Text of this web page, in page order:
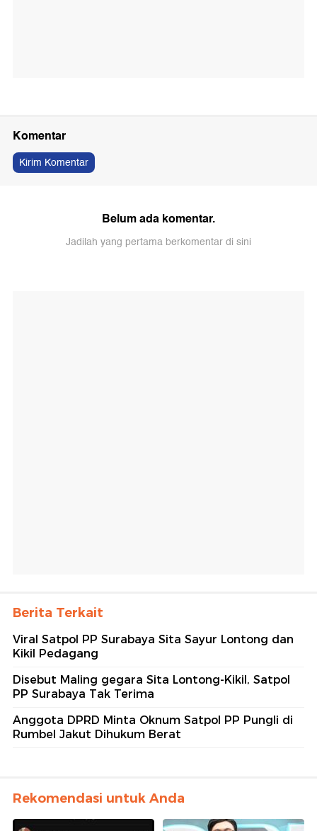
Komentar
Kirim Komentar
Belum ada komentar.
Jadilah yang pertama berkomentar di sini
Berita Terkait
Viral Satpol PP Surabaya Sita Sayur Lontong dan
Kikil Pedagang
Disebut Maling gegara Sita Lontong-Kikil, Satpol
PP Surabaya Tak Terima
Anggota DPRD Minta Oknum Satpol PP Pungli di
Rumbel Jakut Dihukum Berat
Rekomendasi untuk Anda